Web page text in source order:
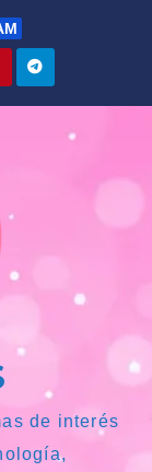
de interés